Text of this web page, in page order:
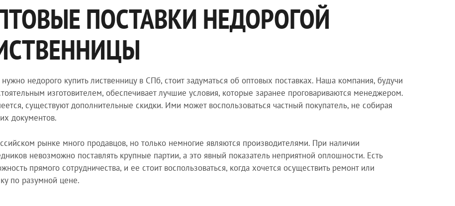
ПОСТАВКИ НЕДОРОГОЙ
нужно недорого купить лиственницу в СПб, стоит задуматься об оптовых поставках. Наша компания, будучи
изготовителем, обеспечивает лучшие условия, которые заранее проговариваются менеджером.
существуют дополнительные скидки. Ими может воспользоваться частный покупатель, не собирая
документов.
рынке много продавцов, но только немногие являются производителями. При наличии
невозможно поставлять крупные партии, а это явный показатель неприятной оплошности. Есть
прямого сотрудничества, и ее стоит воспользоваться, когда хочется осуществить ремонт или
по разумной цене.